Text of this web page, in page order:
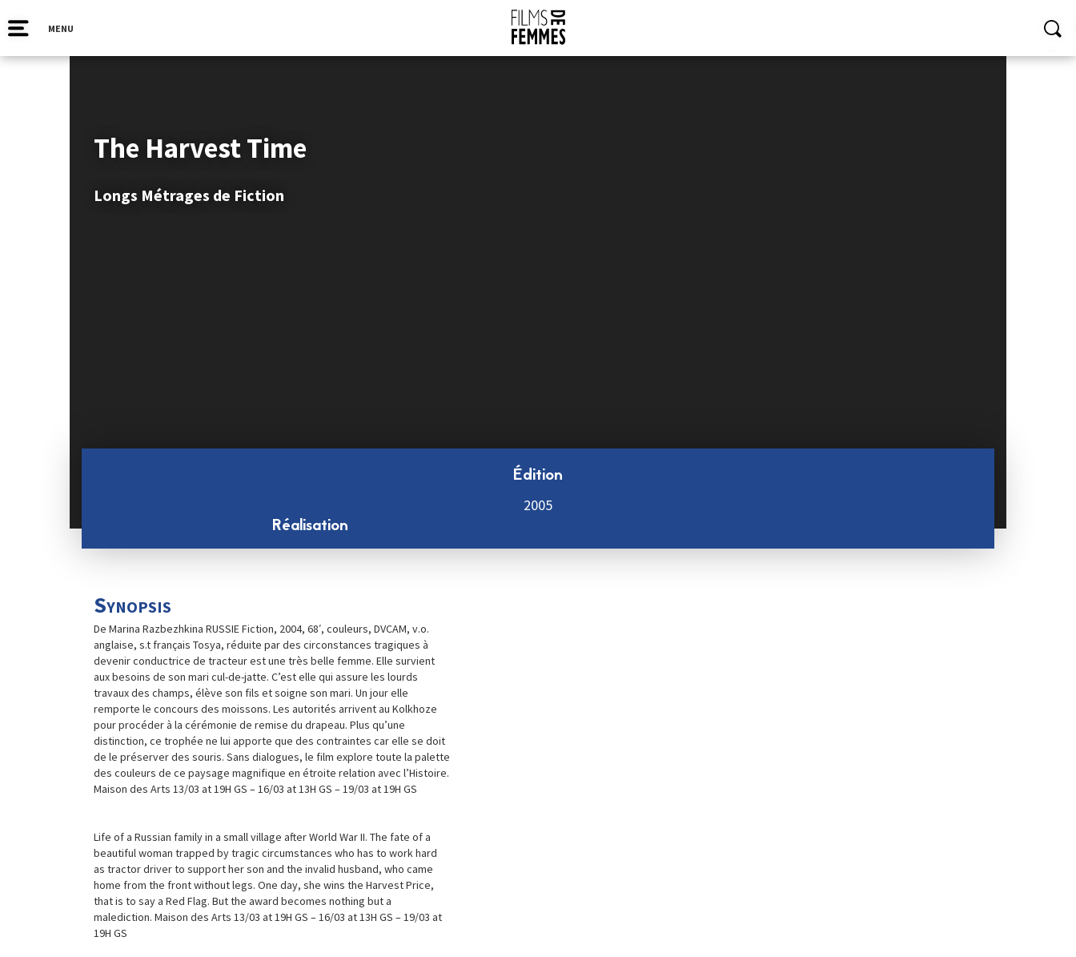
MENU
The Harvest Time
Longs Métrages de Fiction
Édition
2005
Réalisation
Synopsis
De Marina Razbezhkina RUSSIE Fiction, 2004, 68′, couleurs, DVCAM, v.o.
anglaise, s.t français Tosya, réduite par des circonstances tragiques à
devenir conductrice de tracteur est une très belle femme. Elle survient
aux besoins de son mari cul-de-jatte. C’est elle qui assure les lourds
travaux des champs, élève son fils et soigne son mari. Un jour elle
remporte le concours des moissons. Les autorités arrivent au Kolkhoze
pour procéder à la cérémonie de remise du drapeau. Plus qu’une
distinction, ce trophée ne lui apporte que des contraintes car elle se doit
de le préserver des souris. Sans dialogues, le film explore toute la palette
des couleurs de ce paysage magnifique en étroite relation avec l’Histoire.
Maison des Arts 13/03 at 19H GS – 16/03 at 13H GS – 19/03 at 19H GS
Life of a Russian family in a small village after World War II. The fate of a
beautiful woman trapped by tragic circumstances who has to work hard
as tractor driver to support her son and the invalid husband, who came
home from the front without legs. One day, she wins the Harvest Price,
that is to say a Red Flag. But the award becomes nothing but a
malediction. Maison des Arts 13/03 at 19H GS – 16/03 at 13H GS – 19/03 at
19H GS